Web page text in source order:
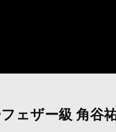
ェザー級 角谷